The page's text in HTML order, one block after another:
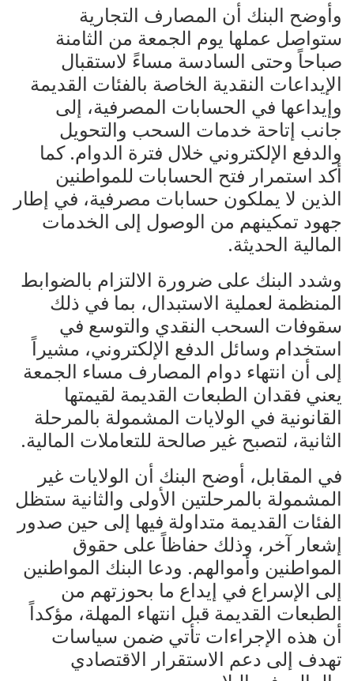
وأوضح البنك أن المصارف التجارية
ستواصل عملها يوم الجمعة من الثامنة
صباحاً وحتى السادسة مساءً لاستقبال
الإيداعات النقدية الخاصة بالفئات القديمة
وإيداعها في الحسابات المصرفية، إلى
جانب إتاحة خدمات السحب والتحويل
والدفع الإلكتروني خلال فترة الدوام. كما
أكد استمرار فتح الحسابات للمواطنين
الذين لا يملكون حسابات مصرفية، في إطار
جهود تمكينهم من الوصول إلى الخدمات
المالية الحديثة.
وشدد البنك على ضرورة الالتزام بالضوابط
المنظمة لعملية الاستبدال، بما في ذلك
سقوفات السحب النقدي والتوسع في
استخدام وسائل الدفع الإلكتروني، مشيراً
إلى أن انتهاء دوام المصارف مساء الجمعة
يعني فقدان الطبعات القديمة لقيمتها
القانونية في الولايات المشمولة بالمرحلة
الثانية، لتصبح غير صالحة للتعاملات المالية.
في المقابل، أوضح البنك أن الولايات غير
المشمولة بالمرحلتين الأولى والثانية ستظل
الفئات القديمة متداولة فيها إلى حين صدور
إشعار آخر، وذلك حفاظاً على حقوق
المواطنين وأموالهم. ودعا البنك المواطنين
إلى الإسراع في إيداع ما بحوزتهم من
الطبعات القديمة قبل انتهاء المهلة، مؤكداً
أن هذه الإجراءات تأتي ضمن سياسات
تهدف إلى دعم الاستقرار الاقتصادي